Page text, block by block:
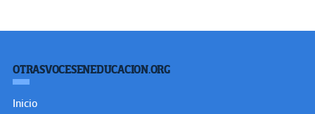
OTRASVOCESENEDUCACION.ORG
Inicio